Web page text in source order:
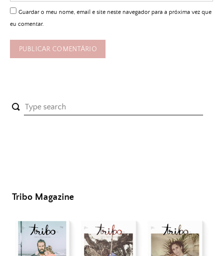
Guardar o meu nome, email e site neste navegador para a próxima vez que
eu comentar.
Tribo Magazine